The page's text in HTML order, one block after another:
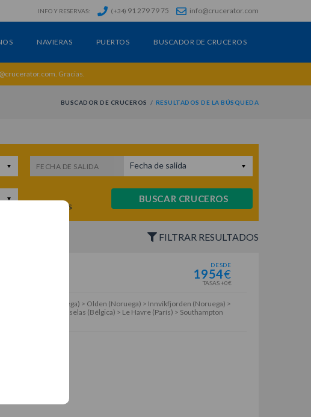
INFO Y RESERVAS: (+34) 91 279 79 75 info@crucerator.com
NAVIERAS PUERTOS BUSCADOR DE CRUCEROS
Gracias.
BUSCADOR DE CRUCEROS RESULTADOS DE LA BÚSQUEDA
FECHA DE SALIDA Fecha de salida
cruceros
BUSCAR CRUCEROS
FILTRAR RESULTADOS
DESDE
1954€
TASAS +0€
> Bergen (Noruega) > Olden (Noruega) > Innvikfjorden (Noruega) >
Navegación > Bruselas (Bélgica) > Le Havre (París) > Southampton